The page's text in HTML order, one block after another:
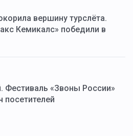
вершину турслёта.
Кемикалс» победили в
Фестиваль «Звоны России»
посетителей